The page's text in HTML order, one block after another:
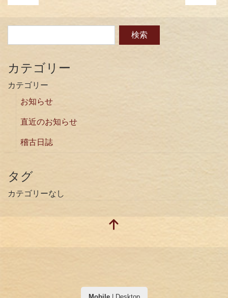
カテゴリー
カテゴリー
お知らせ
直近のお知らせ
稽古日誌
タグ
カテゴリーなし
Mobile| Desktop